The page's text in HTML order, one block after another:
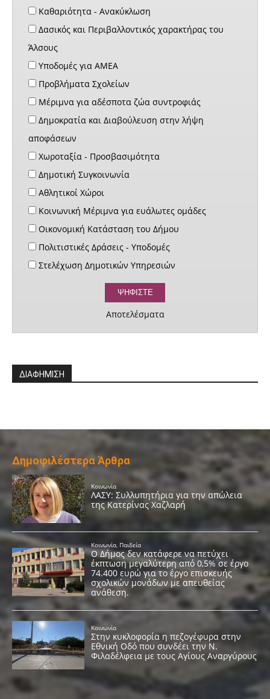
Καθαριότητα - Ανακύκλωση
Δασικός και Περιβαλλοντικός χαρακτήρας του
Άλσους
Υποδομές για ΑΜΕΑ
Προβλήματα Σχολείων
Μέριμνα για αδέσποτα ζώα συντροφιάς
Δημοκρατία και Διαβούλευση στην λήψη
αποφάσεων
Χωροταξία - Προσβασιμότητα
Δημοτική Συγκοινωνία
Αθλητικοί Χώροι
Κοινωνική Μέριμνα για ευάλωτες ομάδες
Οικονομική Κατάσταση του Δήμου
Πολιτιστικές Δράσεις - Υποδομές
Στελέχωση Δημοτικών Υπηρεσιών
Αποτελέσματα
ΔΙΑΦΗΜΙΣΗ
Δημοφιλέστερα Άρθρα